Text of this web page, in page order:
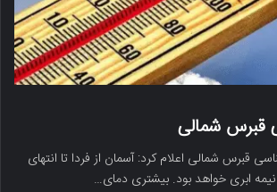
قبرس شمالی
قبرس شمالی اعلام کرد: آسمان از فردا تا انتهای
ابری خواهد بود. بیشتری دمای…